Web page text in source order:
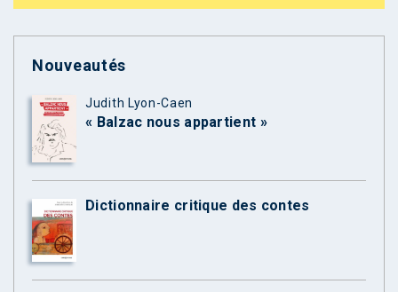
Nouveautés
Judith Lyon-Caen
« Balzac nous appartient »
Dictionnaire critique des contes